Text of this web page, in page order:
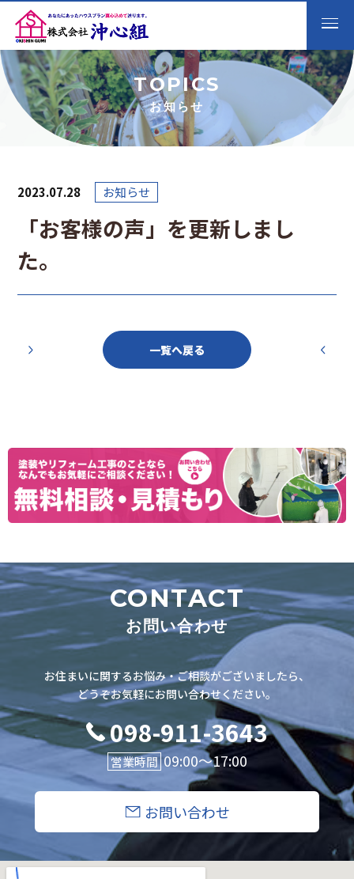
TOPICS
お知らせ
「お客様の声」を更新しまし
た。
2023.07.28 お知らせ
稿
ナ
一覧へ戻る
CONTACT
お問い合わせ
お住まいに関するお悩み・ご相談がございましたら、
どうぞお気軽にお問い合わせください。
098-911-3643
営業時間 09:00〜17:00
お問い合わせ